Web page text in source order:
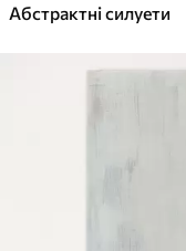
Абстрактні силуети